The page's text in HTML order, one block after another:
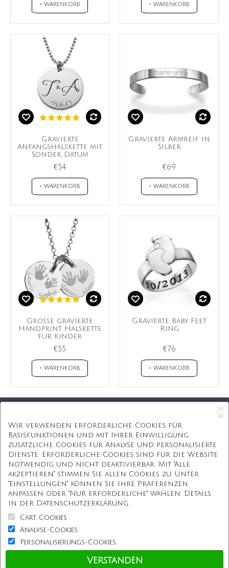
+ WARENKORB + WARENKORB
Gravierte
Anfangshalskette mit
Sonder Datum
€54
+ WARENKORB
Gravierte Armreif in
Silber
€69
+ WARENKORB
Große gravierte
Handprint Halskette
für Kinder
€55
+ WARENKORB
Gravierte Baby Feet
Ring
€76
+ WARENKORB
Kostenlose Geschenkbox
Kostenlose Gravur
Unbegrenzte Redesign
ÜBER UNS
Information
Kundenservice
Wir verwenden erforderliche Cookies für
Basisfunktionen und mit Ihrer Einwilligung
zusätzliche Cookies für Analyse und personalisierte
Dienste. Erforderliche Cookies sind für die Website
notwendig und nicht deaktivierbar. Mit "Alle
akzeptieren" stimmen Sie allen Cookies zu. Unter
"Einstellungen" können Sie Ihre Präferenzen
anpassen oder "Nur erforderliche" wählen. Details
in der Datenschutzerklärung.
Cart Cookies
Analyse-Cookies
Personalisierungs-Cookies
Verstanden